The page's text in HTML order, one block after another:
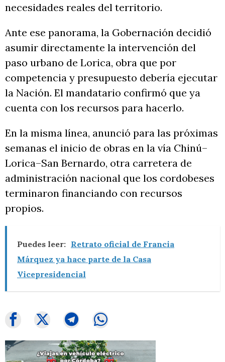
necesidades reales del territorio.
Ante ese panorama, la Gobernación decidió
asumir directamente la intervención del
paso urbano de Lorica, obra que por
competencia y presupuesto debería ejecutar
la Nación. El mandatario confirmó que ya
cuenta con los recursos para hacerlo.
En la misma línea, anunció para las próximas
semanas el inicio de obras en la vía Chinú–
Lorica–San Bernardo, otra carretera de
administración nacional que los cordobeses
terminaron financiando con recursos
propios.
Puedes leer: Retrato oficial de Francia
Márquez ya hace parte de la Casa
Vicepresidencial